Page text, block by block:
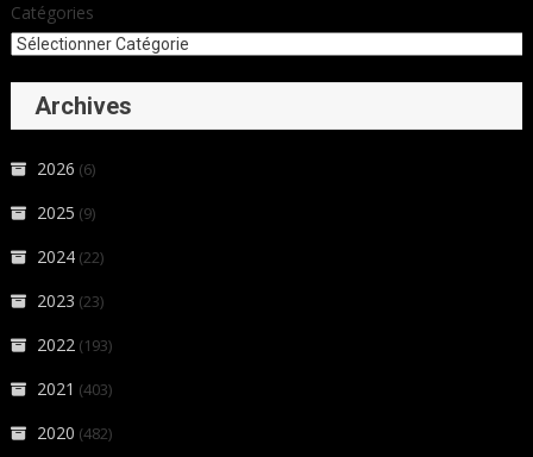
Catégories
Archives
2026 (6)
2025 (9)
2024 (22)
2023 (23)
2022 (193)
2021 (403)
2020 (482)